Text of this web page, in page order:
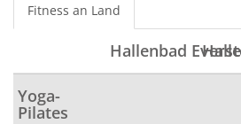
Fitness an Land
Hallenbad
Yoga-
Pilates